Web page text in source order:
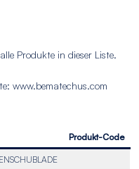
Produkte in dieser Liste.
www.bematechus.com
Produkt-Code